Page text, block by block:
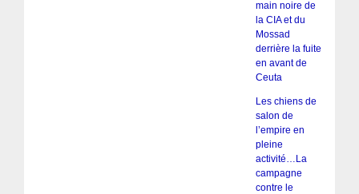
main noire de
la CIA et du
Mossad
derrière la fuite
en avant de
Ceuta
Les chiens de
salon de
l’empire en
pleine
activité…La
campagne
contre le